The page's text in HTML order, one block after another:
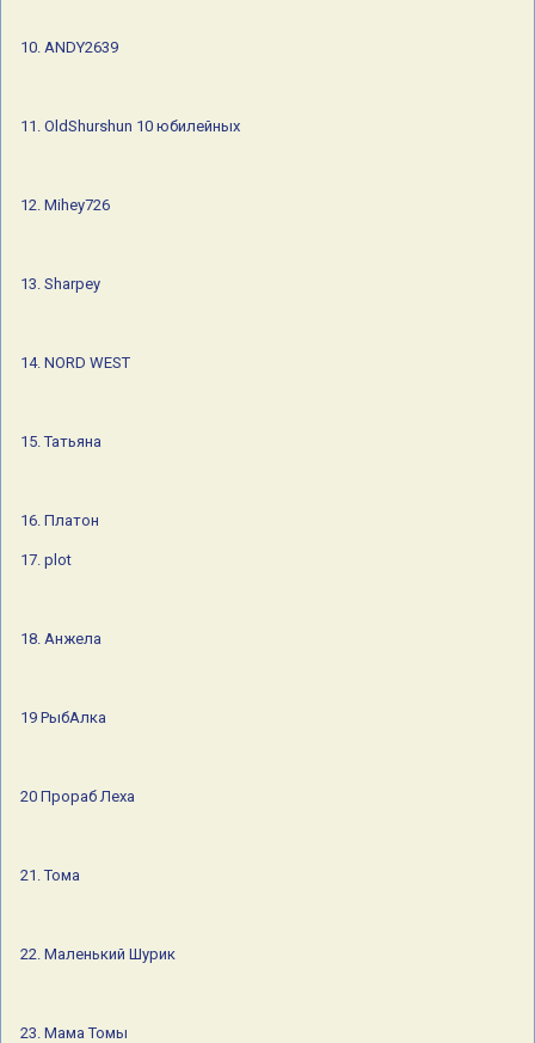
10. ANDY2639
11. OldShurshun 10 юбилейных
12. Mihey726
13. Sharpey
14. NORD WEST
15. Татьяна
16. Платон
17. plot
18. Анжела
19 РыбАлка
20 Прораб Леха
21. Тома
22. Маленький Шурик
23. Мама Томы